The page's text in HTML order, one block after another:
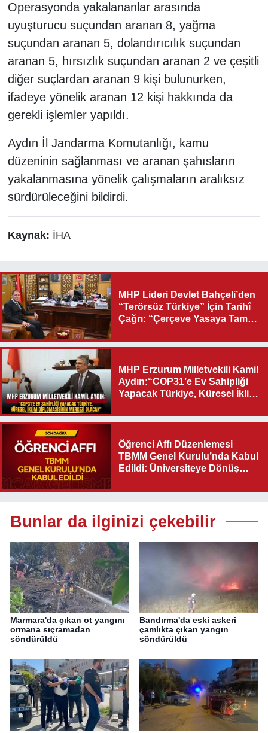
Operasyonda yakalananlar arasında
uyuşturucu suçundan aranan 8, yağma
suçundan aranan 5, dolandırıcılık suçundan
aranan 5, hırsızlık suçundan aranan 2 ve çeşitli
diğer suçlardan aranan 9 kişi bulunurken,
ifadeye yönelik aranan 12 kişi hakkında da
gerekli işlemler yapıldı.
Aydın İl Jandarma Komutanlığı, kamu
düzeninin sağlanması ve aranan şahısların
yakalanmasına yönelik çalışmaların aralıksız
sürdürüleceğini bildirdi.
Kaynak: İHA
MHP Lideri Devlet Bahçeli’den
“Terörsüz Türkiye” İçin Tarihî
Çağrı: “Çerçeve Yasaya Tam
MHP Erzurum Milletvekili Kamil
Aydın:“COP31’e Ev Sahipliği
Yapacak Türkiye, Küresel İklim
Olacak"
Öğrenci Affı Düzenlemesi
TBMM Genel Kurulu’nda Kabul
Edildi: Üniversiteye Dönüş
Bunlar da ilginizi çekebilir
Marmara'da çıkan ot yangını
ormana sıçramadan
söndürüldü
Bandırma'da eski askeri
çamlıkta çıkan yangın
söndürüldü